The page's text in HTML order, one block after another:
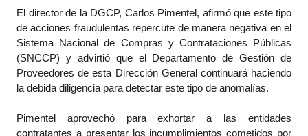
El director de la DGCP, Carlos Pimentel, afirmó que este tipo
de acciones fraudulentas repercute de manera negativa en el
Sistema Nacional de Compras y Contrataciones Públicas
(SNCCP) y advirtió que el Departamento de Gestión de
Proveedores de esta Dirección General continuará haciendo
la debida diligencia para detectar este tipo de anomalías.
Pimentel aprovechó para exhortar a las entidades
contratantes a presentar los incumplimientos cometidos por